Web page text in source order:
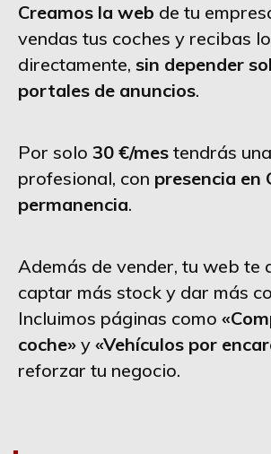
Creamos la web de tu
vendas tus coches y recibas
directamente, sin depender
portales de anuncios.
Por solo 30 €/mes tendrás
profesional, con presencia en
permanencia.
Además de vender, tu web te
captar más stock y dar más
Incluimos páginas como
coche» y «Vehículos por
reforzar tu negocio.